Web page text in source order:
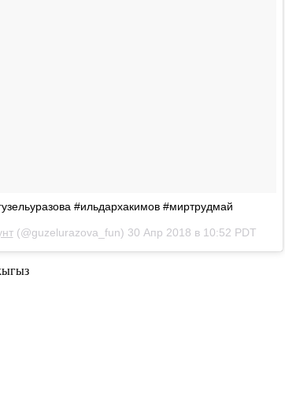
#ильдархакимов #миртрудмай
(@guzelurazova_fun) 30 Апр 2018 в 10:52 PDT